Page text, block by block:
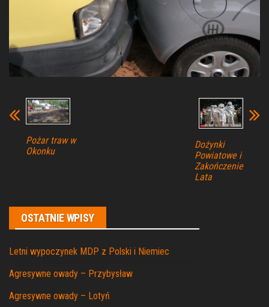
Pożar traw w
Okonku
Dożynki
Powiatowe i
Zakończenie
Lata
OSTATNIE WPISY
Letni wypoczynek MDP z Polski i Niemiec
Agresywne owady – Przybysław
Agresywne owady – Lotyń